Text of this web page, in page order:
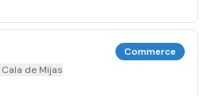
de Mijas
Commerce